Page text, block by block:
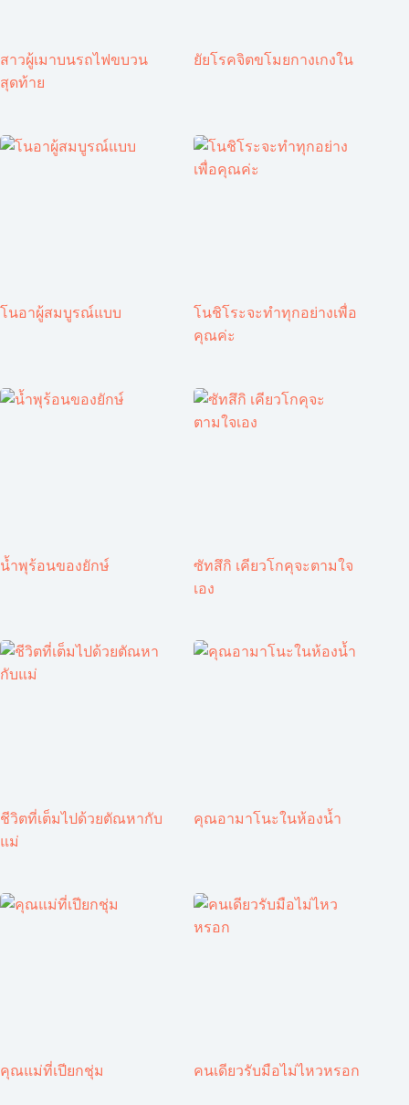
สาวผู้เมาบนรถไฟขบวน
สุดท้าย
ยัยโรคจิตขโมยกางเกงใน
โนอาผู้สมบูรณ์แบบ
โนชิโระจะทำทุกอย่างเพื่อ
คุณค่ะ
น้ำพุร้อนของยักษ์
ซัทสึกิ เคียวโกคุจะตามใจ
เอง
ชีวิตที่เต็มไปด้วยตัณหากับ
แม่
คุณอามาโนะในห้องน้ำ
คุณแม่ที่เปียกชุ่ม คนเดียวรับมือไม่ไหวหรอก